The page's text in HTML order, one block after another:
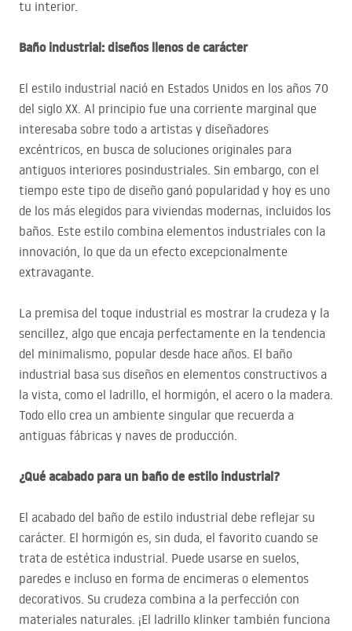
tu interior.
Baño industrial: diseños llenos de carácter
El estilo industrial nació en Estados Unidos en los años 70
del siglo XX. Al principio fue una corriente marginal que
interesaba sobre todo a artistas y diseñadores
excéntricos, en busca de soluciones originales para
antiguos interiores posindustriales. Sin embargo, con el
tiempo este tipo de diseño ganó popularidad y hoy es uno
de los más elegidos para viviendas modernas, incluidos los
baños. Este estilo combina elementos industriales con la
innovación, lo que da un efecto excepcionalmente
extravagante.
La premisa del toque industrial es mostrar la crudeza y la
sencillez, algo que encaja perfectamente en la tendencia
del minimalismo, popular desde hace años. El baño
industrial basa sus diseños en elementos constructivos a
la vista, como el ladrillo, el hormigón, el acero o la madera.
Todo ello crea un ambiente singular que recuerda a
antiguas fábricas y naves de producción.
¿Qué acabado para un baño de estilo industrial?
El acabado del baño de estilo industrial debe reflejar su
carácter. El hormigón es, sin duda, el favorito cuando se
trata de estética industrial. Puede usarse en suelos,
paredes e incluso en forma de encimeras o elementos
decorativos. Su crudeza combina a la perfección con
materiales naturales. ¡El ladrillo klinker también funciona